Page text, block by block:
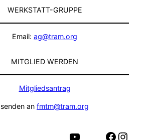
WERKSTATT-GRUPPE
Email: ag@tram.org
MITGLIED WERDEN
Mitgliedsantrag
senden an fmtm@tram.org
Facebook Instagram
YouTube